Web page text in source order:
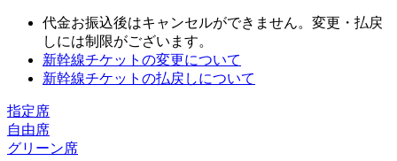
代金お振込後はキャンセルができません。変更・払戻
しには制限がございます。
新幹線チケットの変更について
新幹線チケットの払戻しについて
指定席
自由席
グリーン席